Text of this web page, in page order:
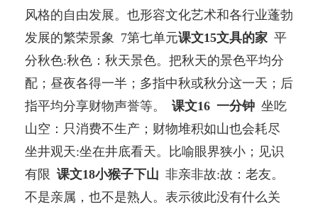
风格的自由发展。也形容文化艺术和各行业蓬勃
发展的繁荣景象 7第七单元课文15文具的家 平
分秋色:秋色：秋天景色。把秋天的景色平均分
配；昼夜各得一半；多指中秋或秋分这一天；后
指平均分享财物声誉等。 课文16 一分钟 坐吃
山空：只消费不生产；财物堆积如山也会耗尽
坐井观天:坐在井底看天。比喻眼界狭小；见识
有限 课文18小猴子下山 非亲非故:故：老友。
不是亲属，也不是熟人。表示彼此没有什么关